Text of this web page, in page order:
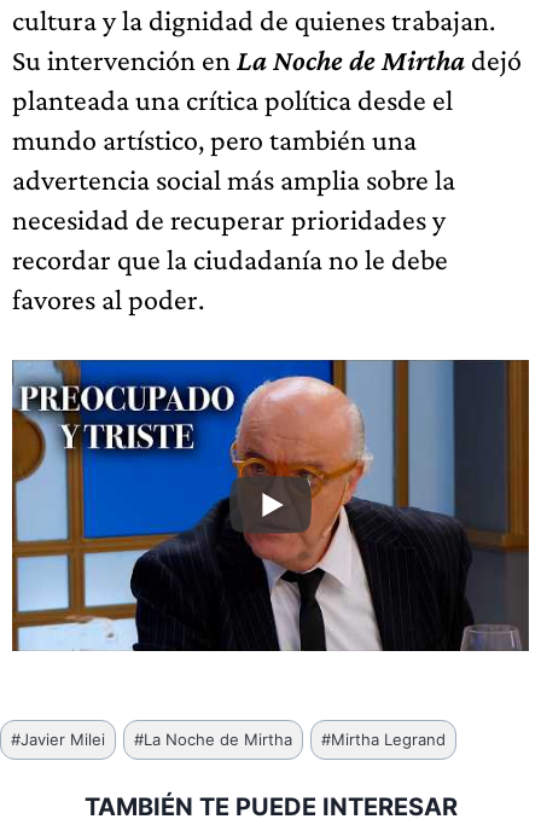
cultura y la dignidad de quienes trabajan.
Su intervención en La Noche de Mirtha dejó
planteada una crítica política desde el
mundo artístico, pero también una
advertencia social más amplia sobre la
necesidad de recuperar prioridades y
recordar que la ciudadanía no le debe
favores al poder.
Etiquetas
de
#Javier Milei #La Noche de Mirtha #Mirtha Legrand
TAMBIÉN TE PUEDE INTERESAR